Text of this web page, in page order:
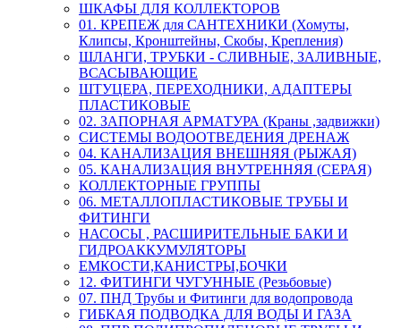
ШКАФЫ ДЛЯ КОЛЛЕКТОРОВ
01. КРЕПЕЖ для САНТЕХНИКИ (Хомуты,
Клипсы, Кронштейны, Скобы, Крепления)
ШЛАНГИ, ТРУБКИ - СЛИВНЫЕ, ЗАЛИВНЫЕ,
ВСАСЫВАЮЩИЕ
ШТУЦЕРА, ПЕРЕХОДНИКИ, АДАПТЕРЫ
ПЛАСТИКОВЫЕ
02. ЗАПОРНАЯ АРМАТУРА (Краны ,задвижки)
СИСТЕМЫ ВОДООТВЕДЕНИЯ ДРЕНАЖ
04. КАНАЛИЗАЦИЯ ВНЕШНЯЯ (РЫЖАЯ)
05. КАНАЛИЗАЦИЯ ВНУТРЕННЯЯ (СЕРАЯ)
КОЛЛЕКТОРНЫЕ ГРУППЫ
06. МЕТАЛЛОПЛАСТИКОВЫЕ ТРУБЫ И
ФИТИНГИ
НАСОСЫ , РАСШИРИТЕЛЬНЫЕ БАКИ И
ГИДРОАККУМУЛЯТОРЫ
ЕМКОСТИ,КАНИСТРЫ,БОЧКИ
12. ФИТИНГИ ЧУГУННЫЕ (Резьбовые)
07. ПНД Трубы и Фитинги для водопровода
ГИБКАЯ ПОДВОДКА ДЛЯ ВОДЫ И ГАЗА